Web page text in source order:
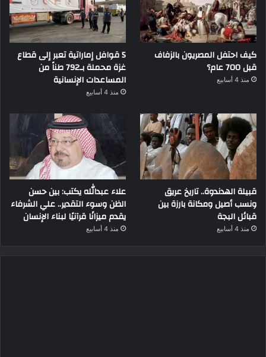
كيف احتفل المصريون بالزفاف
قبل 700 عام؟
منذ 4 أسابيع
5 قوافل إماراتية تعبر إلى قطاع
غزة محملة بـ792 طناً من
المساعدات الإنسانية
منذ 4 أسابيع
قبيلة الهدندوة.. تاريخ عريق
ونسب أصيل ومكانة بارزة بين
قبائل البجة
منذ 4 أسابيع
علاء عبدالله يكتب: بين حسن
الظن وسوء التقدير.. علي الشرفاء
يقدم ميزانًا قرآنيًا لبناء الإنسان
منذ 4 أسابيع